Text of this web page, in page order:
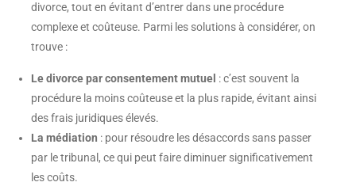
divorce, tout en évitant d’entrer dans une procédure
complexe et coûteuse. Parmi les solutions à considérer, on
trouve :
Le divorce par consentement mutuel : c’est souvent la
procédure la moins coûteuse et la plus rapide, évitant ainsi
des frais juridiques élevés.
La médiation : pour résoudre les désaccords sans passer
par le tribunal, ce qui peut faire diminuer significativement
les coûts.